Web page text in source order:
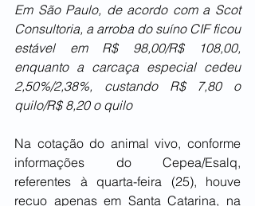
Em São Paulo, de acordo com a Scot
Consultoria, a arroba do suíno CIF ficou
estável em R$ 98,00/R$ 108,00,
enquanto a carcaça especial cedeu
2,50%/2,38%, custando R$ 7,80 o
quilo/R$ 8,20 o quilo
Na cotação do animal vivo, conforme
informações do Cepea/Esalq,
referentes à quarta-feira (25), houve
recuo apenas em Santa Catarina, na